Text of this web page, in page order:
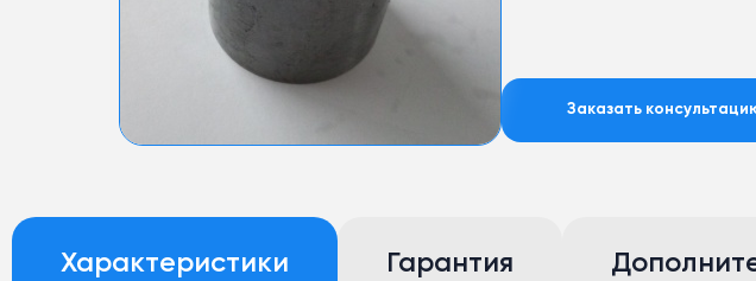
Заказать
Характеристики Гарантия